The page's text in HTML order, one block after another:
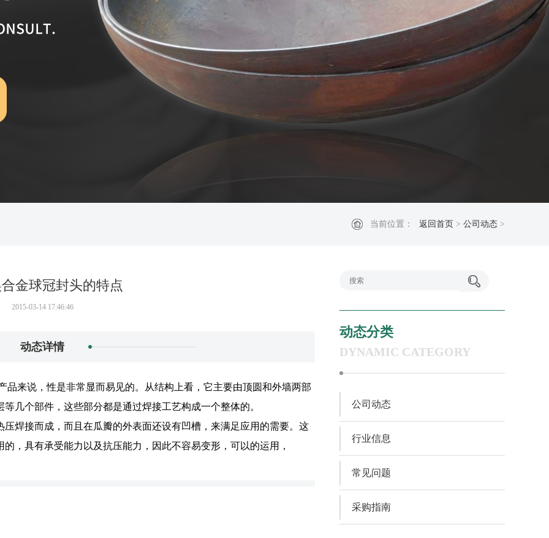
当前位置： 返回首页 > 公司动态 >
金球冠封头的特点
2015-03-14 17:46:46
动态详情
来说，性是非常显而易见的。从结构上看，它主要由顶圆和外墙两部
几个部件，这些部分都是通过焊接工艺构成一个整体的。
焊接而成，而且在瓜瓣的外表面还设有凹槽，来满足应用的需要。这
，具有承受能力以及抗压能力，因此不容易变形，可以的运用，
动态分类
DYNAMIC CATEGORY
公司动态
行业信息
常见问题
采购指南